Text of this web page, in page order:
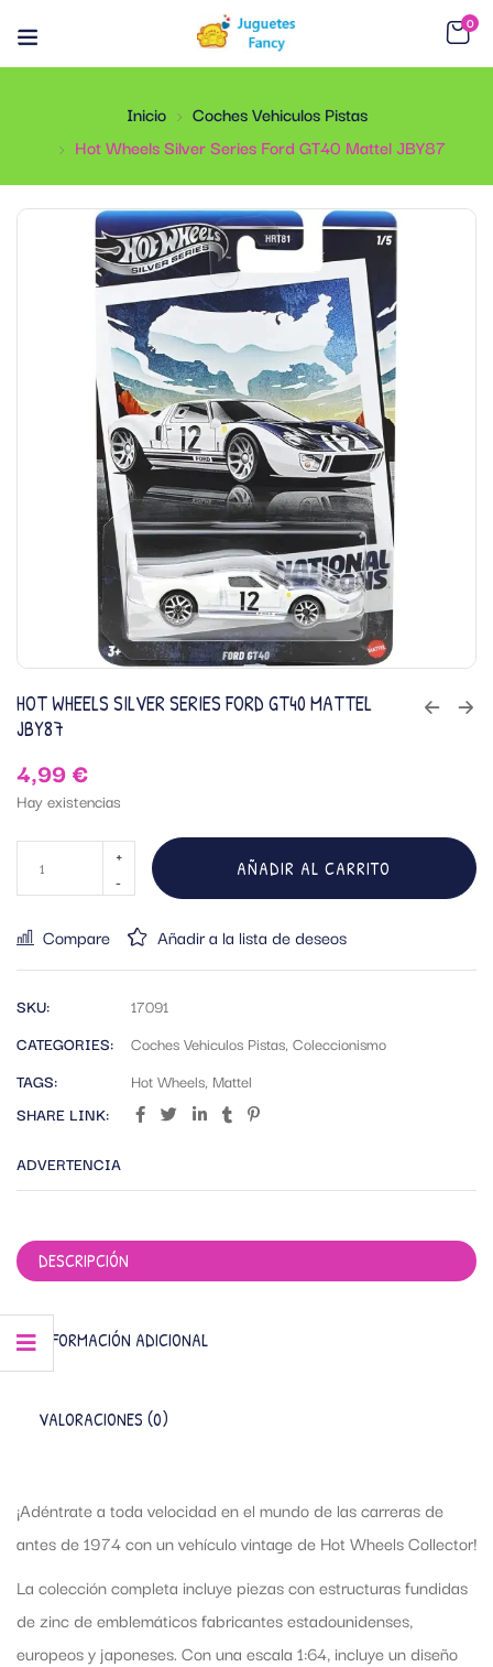
0
Inicio
Coches Vehiculos Pistas
Hot Wheels Silver Series Ford GT40 Mattel JBY87
HOT WHEELS SILVER SERIES FORD GT40 MATTEL
JBY87
4,99€
Hay existencias
AÑADIR AL CARRITO
Compare Añadir a la lista de deseos
SKU:
17091
CATEGORIES:
Coches Vehiculos Pistas, Coleccionismo
TAGS:
Hot Wheels, Mattel
SHARE LINK:
ADVERTENCIA
DESCRIPCIÓN
INFORMACIÓN ADICIONAL
VALORACIONES (0)
¡Adéntrate a toda velocidad en el mundo de las carreras de
antes de 1974 con un vehículo vintage de Hot Wheels Collector!
La colección completa incluye piezas con estructuras fundidas
de zinc de emblemáticos fabricantes estadounidenses,
europeos y japoneses. Con una escala 1:64, incluye un diseño